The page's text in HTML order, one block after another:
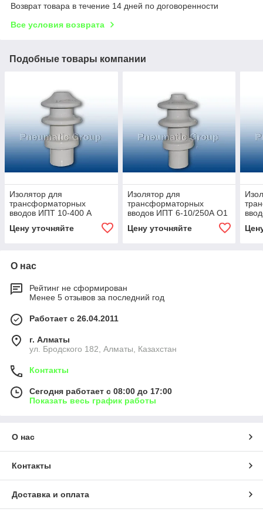
Возврат товара в течение 14 дней по договоренности
Все условия возврата
Подобные товары компании
Изолятор для
трансформаторных
вводов ИПТ 10-400 А
Цену уточняйте
Изолятор для
трансформаторных
вводов ИПТ 6-10/250А О1
Цену уточняйте
О нас
Рейтинг не сформирован
Менее 5 отзывов за последний год
Работает с 26.04.2011
г. Алматы
ул. Бродского 182, Алматы, Казахстан
Контакты
Сегодня работает с 08:00 до 17:00
Показать весь график работы
О нас
Контакты
Доставка и оплата